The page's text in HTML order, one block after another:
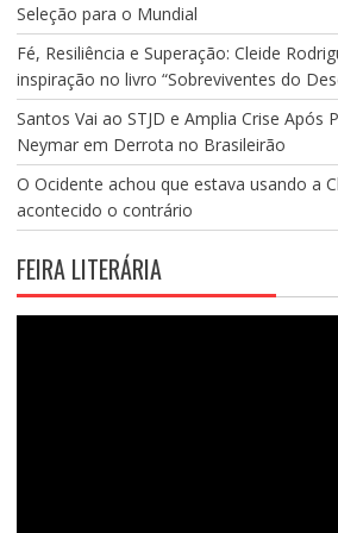
Seleção para o Mundial
Fé, Resiliência e Superação: Cleide
inspiração no livro “Sobreviventes do
Santos Vai ao STJD e Amplia Crise Após
Neymar em Derrota no Brasileirão
O Ocidente achou que estava usando a
acontecido o contrário
FEIRA LITERÁRIA